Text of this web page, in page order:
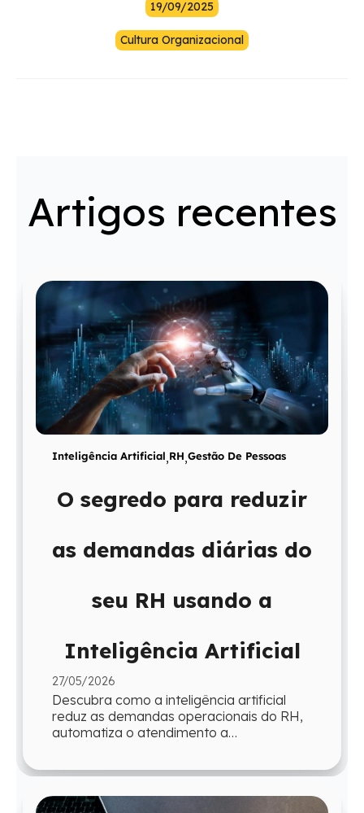
19/09/2025
Cultura Organizacional
Artigos recentes
Inteligência Artificial,RH,Gestão De Pessoas
O segredo para reduzir
as demandas diárias do
seu RH usando a
Inteligência Artificial
27/05/2026
Descubra como a inteligência artificial
reduz as demandas operacionais do RH,
automatiza o atendimento a